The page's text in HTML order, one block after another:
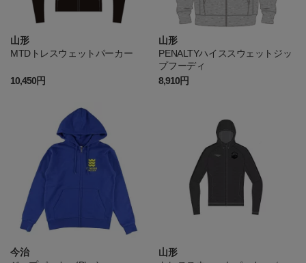
山形
MTDトレスウェットパーカー
10,450円
山形
PENALTYハイススウェットジッ
プフーディ
8,910円
今治
山形